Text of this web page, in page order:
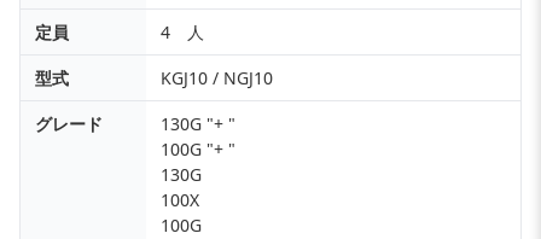
定員
4 人
型式
KGJ10 / NGJ10
グレード
130G "+ "
100G "+ "
130G
100X
100G